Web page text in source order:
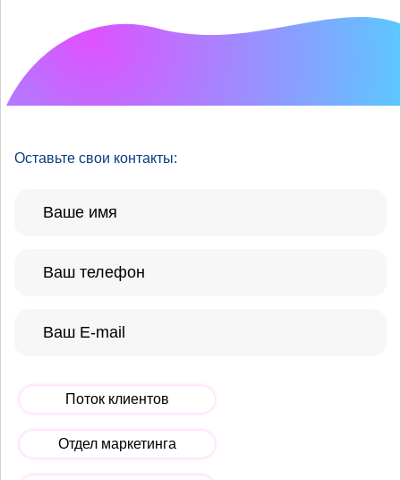
Оставьте свои контакты:
Поток клиентов
Отдел маркетинга